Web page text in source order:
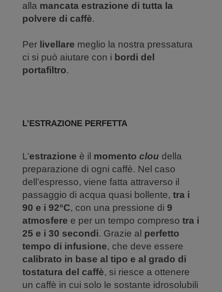
alla mancata estrazione di tutta la
polvere di caffè.
Per livellare meglio la nostra pressatura
ci si può aiutare con i bordi del
portafiltro.
L’ESTRAZIONE PERFETTA
L’estrazione è il momento clou della
preparazione di ogni caffè. Nel caso
dell’espresso, viene fatta attraverso il
passaggio di acqua quasi bollente, tra i
90 e i 92°C, con una pressione di 9
atmosfere e per un tempo compreso tra i
25 e i 30 secondi. Grazie al perfetto
tempo di infusione, che deve essere
calibrato in base al tipo e al grado di
tostatura del caffè, si riesce a ottenere
un caffè in cui solo le sostante idrosolubili